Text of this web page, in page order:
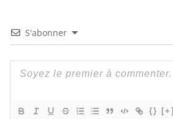
S'abonner
{} [+]